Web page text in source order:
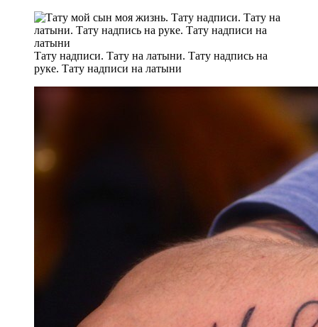
Тату надписи. Тату на латыни. Тату надпись на
руке. Тату надписи на латыни